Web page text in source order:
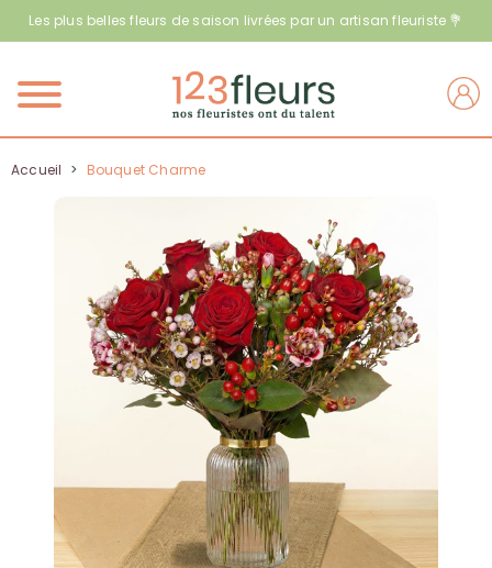
Les plus belles fleurs de saison livrées par un artisan fleuriste 💐
Menu
Accueil > Bouquet Charme